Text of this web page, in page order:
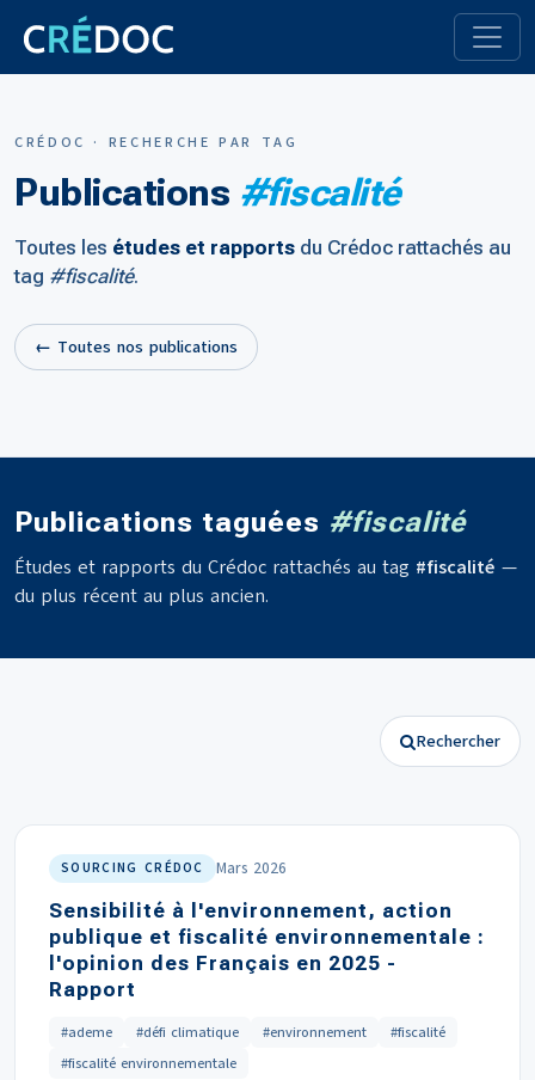
CRÉDOC · RECHERCHE PAR TAG
Publications #fiscalité
Toutes les études et rapports du Crédoc rattachés au
tag #fiscalité.
← Toutes nos publications
Publications taguées #fiscalité
Études et rapports du Crédoc rattachés au tag #fiscalité —
du plus récent au plus ancien.
Rechercher
SOURCING CRÉDOC Mars 2026
Sensibilité à l'environnement, action
publique et fiscalité environnementale :
l'opinion des Français en 2025 -
Rapport
#ademe #défi climatique #environnement
#fiscalité
#fiscalité environnementale